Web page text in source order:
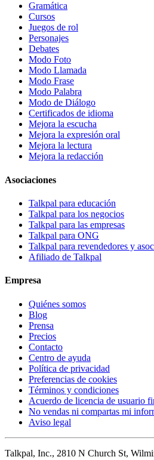
Gramática
Cursos
Juegos de rol
Personajes
Debates
Modo Foto
Modo Llamada
Modo Frase
Modo Palabra
Modo de Diálogo
Certificados de idioma
Mejora la escucha
Mejora la expresión oral
Mejora la lectura
Mejora la redacción
Asociaciones
Talkpal para educación
Talkpal para los negocios
Talkpal para las empresas
Talkpal para ONG
Talkpal para revendedores y
Afiliado de Talkpal
Empresa
Quiénes somos
Blog
Prensa
Precios
Contacto
Centro de ayuda
Política de privacidad
Preferencias de cookies
Términos y condiciones
Acuerdo de licencia de usuario
No vendas ni compartas mi
Aviso legal
Talkpal, Inc., 2810 N Church St,